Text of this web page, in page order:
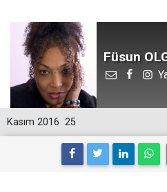
Füsun
25
Kasım 2016